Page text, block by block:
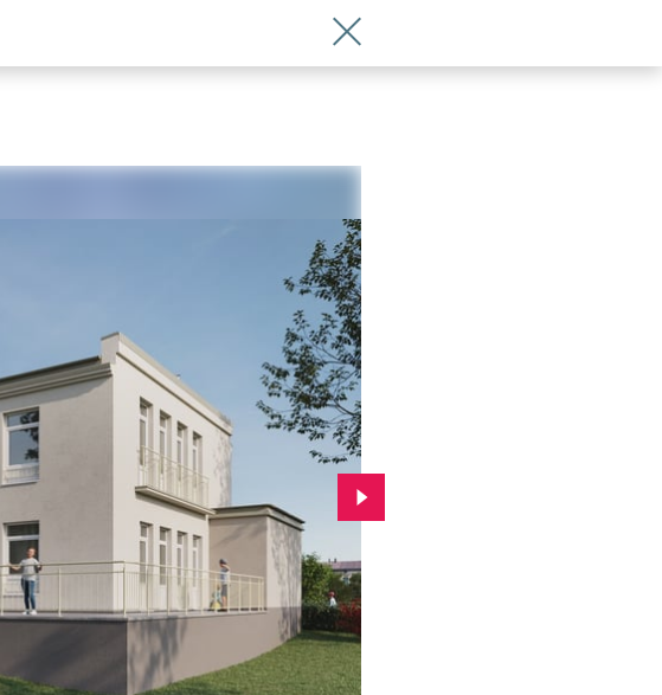
Wróć do artykułu Przedszkole przy
Przejdź do kolejnego zdjęcia.